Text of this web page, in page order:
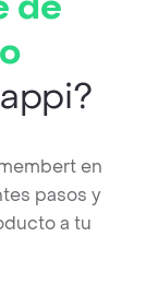
en
pasos y
a tu